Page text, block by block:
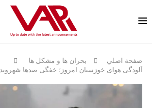
صفحة اصلي
بحران ها و مشكل ها
آلودگی هوای خوزستان امروز؛ خفگی صدها شهروند